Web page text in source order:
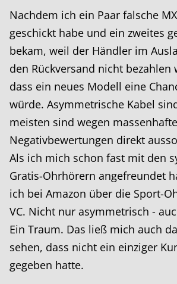
Nachdem ich ein Paar falsche
geschickt habe und ein zweites
bekam, weil der Händler im
den Rückversand nicht bezahlen
dass ein neues Modell eine
würde. Asymmetrische Kabel
meisten sind wegen
Negativbewertungen direkt
Als ich mich schon fast mit den
Gratis-Ohrhörern angefreundet
ich bei Amazon über die Sport-
VC. Nicht nur asymmetrisch -
Ein Traum. Das ließ mich auch
sehen, dass nicht ein einziger
gegeben hatte.